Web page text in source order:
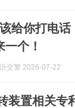
给你打电话
一个！
交警 2026-07-22
装置相关专